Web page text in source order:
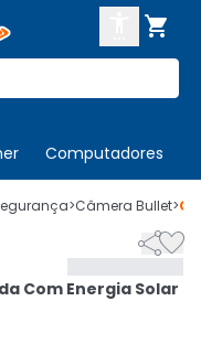

Computadores
>Câmera Bullet>

Com Energia Solar